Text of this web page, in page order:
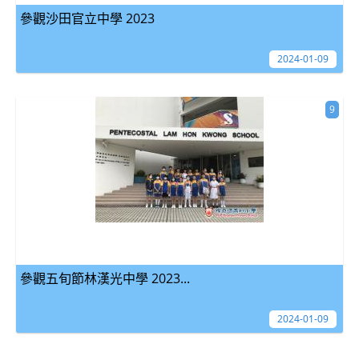
參觀沙田官立中學 2023
2024-01-09
參觀五旬節林漢光中學 2023...
9
2024-01-09